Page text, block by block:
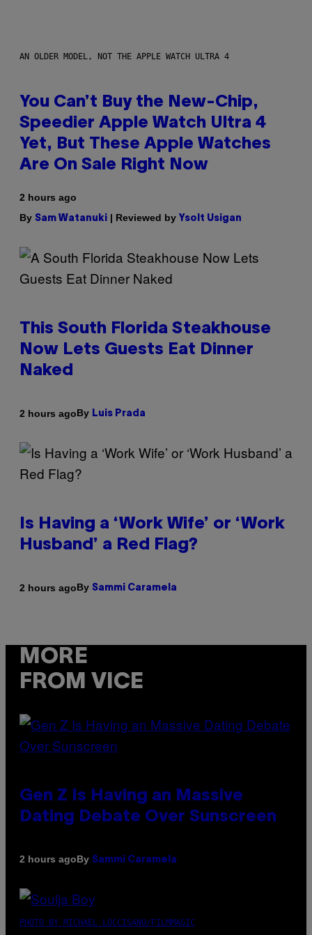
AN OLDER MODEL, NOT THE APPLE WATCH ULTRA 4
You Can’t Buy the New-Chip,
Speedier Apple Watch Ultra 4
Yet, But These Apple Watches
Are On Sale Right Now
2 hours ago
By Sam Watanuki | Reviewed by Ysolt Usigan
This South Florida Steakhouse
Now Lets Guests Eat Dinner
Naked
2 hours agoBy Luis Prada
Is Having a ‘Work Wife’ or ‘Work
Husband’ a Red Flag?
2 hours agoBy Sammi Caramela
MORE
FROM VICE
Gen Z Is Having an Massive
Dating Debate Over Sunscreen
2 hours agoBy Sammi Caramela
PHOTO BY MICHAEL LOCCISANO/FILMMAGIC